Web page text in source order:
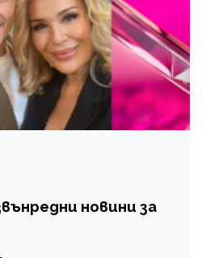
новини за